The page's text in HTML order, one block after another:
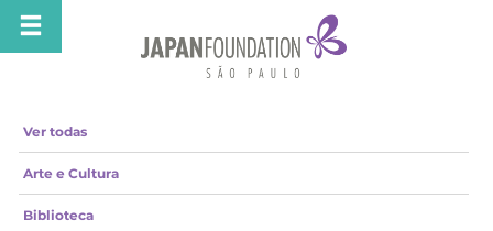
Ver todas
Arte e Cultura
Biblioteca